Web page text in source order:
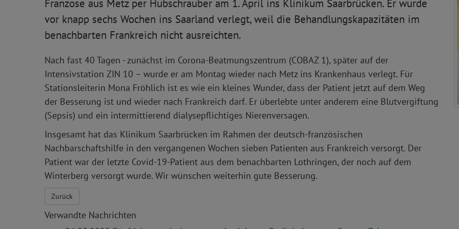
Franzose aus Metz per Hubschrauber am 1. April ins Klinikum Saarbrücken. Er wurde
vor knapp sechs Wochen ins Saarland verlegt, weil die Behandlungskapazitäten im
benachbarten Frankreich nicht ausreichten.
Nach fast 40 Tagen - zunächst im Corona-Beatmungszentrum (COBAZ 1), später auf der
Intensivstation ZIN 10 – wurde er am Montag wieder nach Metz ins Krankenhaus verlegt. Für
Stationsleiterin Mona Fröhlich ist es wie ein kleines Wunder, dass der Patient jetzt auf dem Weg
der Besserung ist und wieder nach Frankreich darf. Er überlebte unter anderem eine Blutvergiftung
(Sepsis) und ein intermittierend dialysepflichtiges Nierenversagen.
Insgesamt hat das Klinikum Saarbrücken im Rahmen der deutsch-französischen
Nachbarschaftshilfe in den vergangenen Wochen sieben Patienten aus Frankreich versorgt. Der
Patient war der letzte Covid-19-Patient aus dem benachbarten Lothringen, der noch auf dem
Winterberg versorgt wurde. Wir wünschen weiterhin gute Besserung.
Zurück
Verwandte Nachrichten